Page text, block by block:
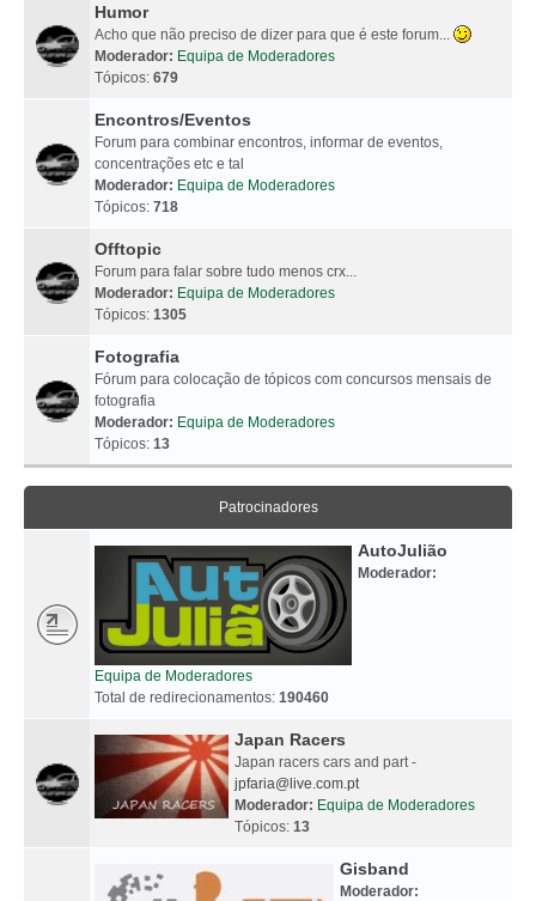
Humor
Acho que não preciso de dizer para que é este forum...
Moderador: Equipa de Moderadores
Tópicos: 679
Encontros/Eventos
Forum para combinar encontros, informar de eventos,
concentrações etc e tal
Moderador: Equipa de Moderadores
Tópicos: 718
Offtopic
Forum para falar sobre tudo menos crx...
Moderador: Equipa de Moderadores
Tópicos: 1305
Fotografia
Fórum para colocação de tópicos com concursos mensais de
fotografia
Moderador: Equipa de Moderadores
Tópicos: 13
Patrocinadores
AutoJulião
Moderador:
Equipa de Moderadores
Total de redirecionamentos: 190460
Japan Racers
Japan racers cars and part -
jpfaria@live.com.pt
Moderador: Equipa de Moderadores
Tópicos: 13
Gisband
Moderador: